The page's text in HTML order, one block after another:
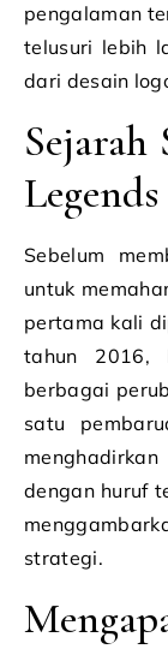
pengalaman
telusuri lebih
dari desain
Legends
Sebelum
untuk
pertama kali
tahun 2016,
berbagai
satu
dengan huruf
strategi.